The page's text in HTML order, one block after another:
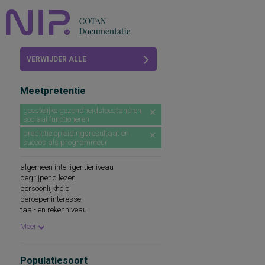
Abonneren
FAQ
VERWIJDER ALLE
Meetpretentie
geestelijke gezondheidstoestand en
sociaal functioneren
predictie opleidingsresultaat en
succes als programmeur
algemeen intelligentieniveau
begrijpend lezen
persoonlijkheid
beroepeninteresse
taal- en rekenniveau
spellingsvaardigheid
persoonlijkheidseigenschappen
Meer
Populatiesoort